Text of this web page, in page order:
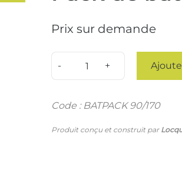
Prix ​​sur demande
Code : BATPACK 90/170
Produit conçu et construit par